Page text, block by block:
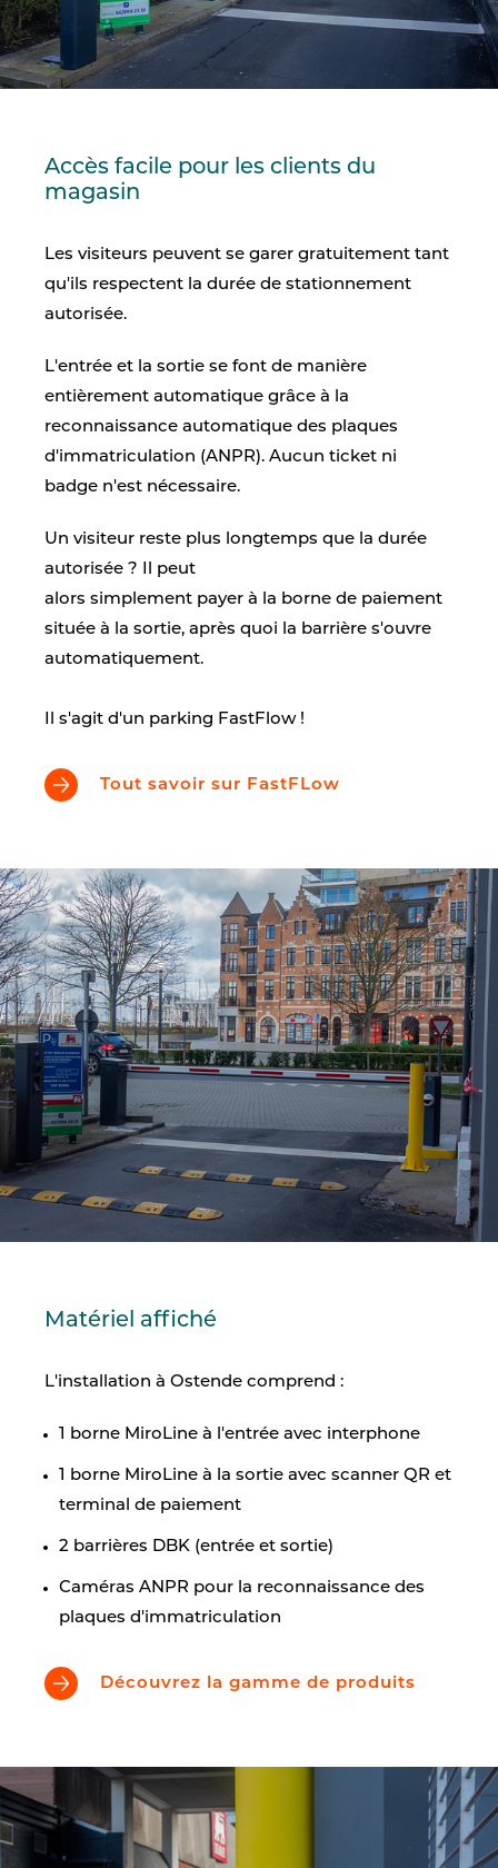
Accès facile pour les clients du
magasin
Les visiteurs peuvent se garer gratuitement tant
qu'ils respectent la durée de stationnement
autorisée.
L'entrée et la sortie se font de manière
entièrement automatique grâce à la
reconnaissance automatique des plaques
d'immatriculation (ANPR). Aucun ticket ni
badge n'est nécessaire.
Un visiteur reste plus longtemps que la durée
autorisée ? Il peut
alors simplement payer à la borne de paiement
située à la sortie, après quoi la barrière s'ouvre
automatiquement.
Il s'agit d'un parking FastFlow !
Tout savoir sur FastFLow
Matériel affiché
L'installation à Ostende comprend :
1 borne MiroLine à l'entrée avec interphone
1 borne MiroLine à la sortie avec scanner QR et
terminal de paiement
2 barrières DBK (entrée et sortie)
Caméras ANPR pour la reconnaissance des
plaques d'immatriculation
Découvrez la gamme de produits